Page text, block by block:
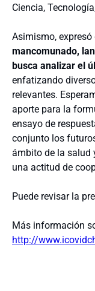
Ciencia,
Asimismo, expresó
mancomunado,
busca analizar el
enfatizando
relevantes.
aporte para la
ensayo de
conjunto los
ámbito de la salud
una actitud de
Puede revisar la
Más información
http://